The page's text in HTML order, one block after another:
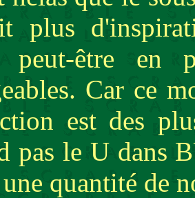
plus
peut-être en
Car ce
est des
pas le U dans
quantité de